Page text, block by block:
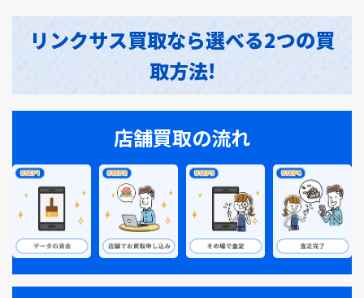
リンクサス買取なら選べる2つの買
取方法!
店舗買取の流れ